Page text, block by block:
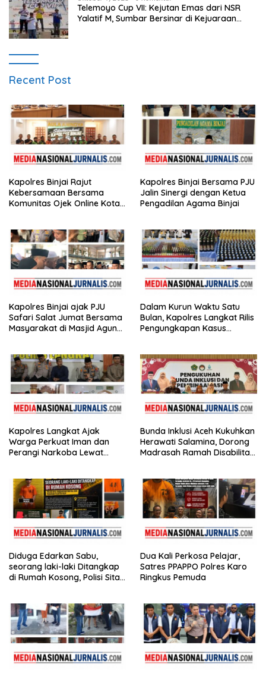
Telemoyo Cup VII: Kejutan Emas dari NSR
Yalatif M, Sumbar Bersinar di Kejuaraan
Recent Post
Kapolres Binjai Rajut
Kebersamaan Bersama
Komunitas Ojek Online Kota
Kapolres Binjai Bersama PJU
Jalin Sinergi dengan Ketua
Pengadilan Agama Binjai
Kapolres Binjai ajak PJU
Safari Salat Jumat Bersama
Masyarakat di Masjid Agung
Dalam Kurun Waktu Satu
Bulan, Kapolres Langkat Rilis
Pengungkapan Kasus
Seksual terhadap Anak
Kapolres Langkat Ajak
Warga Perkuat Iman dan
Perangi Narkoba Lewat
Bunda Inklusi Aceh Kukuhkan
Herawati Salamina, Dorong
Madrasah Ramah Disabilitas
Diduga Edarkan Sabu,
seorang laki-laki Ditangkap
di Rumah Kosong, Polisi Sita
Dua Kali Perkosa Pelajar,
Satres PPAPPO Polres Karo
Ringkus Pemuda